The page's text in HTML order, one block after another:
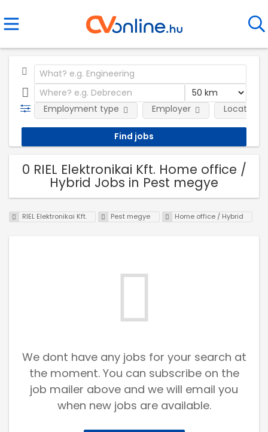
Employment type Employer Location
0 RIEL Elektronikai Kft. Home office /
Hybrid Jobs in Pest megye
RIEL Elektronikai Kft. Pest megye Home office / Hybrid
We dont have any jobs for your search at
the moment. You can subscribe on the
job mailer above and we will email you
when new jobs are available.